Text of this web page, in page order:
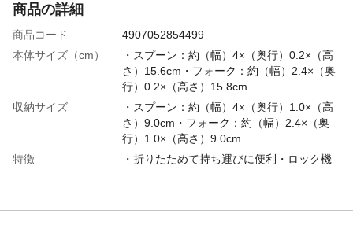
商品の詳細
商品コード
4907052854499
本体サイズ（cm）
・スプーン：約（幅）4×（奥行）0.2×（高
さ）15.6cm・フォーク：約（幅）2.4×（奥
行）0.2×（高さ）15.8cm
収納サイズ
・スプーン：約（幅）4×（奥行）1.0×（高
さ）9.0cm・フォーク：約（幅）2.4×（奥
行）1.0×（高さ）9.0cm
特徴
・折りたためて持ち運びに便利・ロック機
材質・素材
ステンレス製